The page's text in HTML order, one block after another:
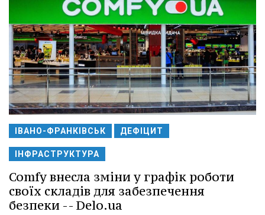
ІВАНО-ФРАНКІВСЬК ДЕФІЦИТ
ІНФРАСТРУКТУРА
Comfy внесла зміни у графік роботи
своїх складів для забезпечення
безпеки -- Delo.ua